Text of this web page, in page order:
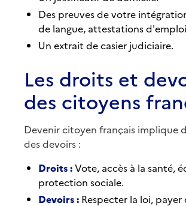
Des preuves de votre
de langue, attestations
Un extrait de casier judiciaire.
Les droits et
des citoyens
Devenir citoyen français implique
des devoirs :
Droits :Vote, accès à la santé,
protection sociale.
Devoirs : Respecter la loi,